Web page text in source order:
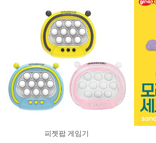
피젯팝 게임기